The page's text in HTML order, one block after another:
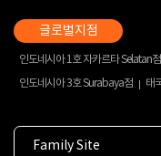
인도네시아 1호 자카르타 Selatan점
인도네시아 3호 Surabaya점
태
Family Site